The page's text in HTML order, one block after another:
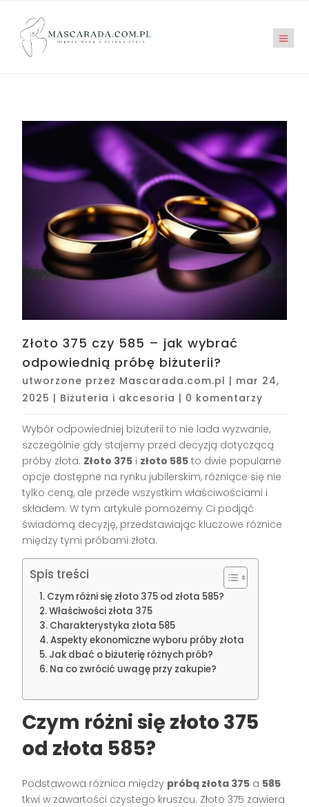
Złoto 375 czy 585 – jak wybrać
odpowiednią próbę biżuterii?
utworzone przez Mascarada.com.pl | mar 24,
2025 | Biżuteria i akcesoria | 0 komentarzy
Wybór odpowiedniej biżuterii to nie lada wyzwanie,
szczególnie gdy stajemy przed decyzją dotyczącą
próby złota. Złoto 375 i złoto 585 to dwie popularne
opcje dostępne na rynku jubilerskim, różniące się nie
tylko ceną, ale przede wszystkim właściwościami i
składem. W tym artykule pomożemy Ci podjąć
świadomą decyzję, przedstawiając kluczowe różnice
między tymi próbami złota.
Spis treści
Czym różni się złoto 375 od złota 585?
Właściwości złota 375
Charakterystyka złota 585
Aspekty ekonomiczne wyboru próby złota
Jak dbać o biżuterię różnych prób?
Na co zwrócić uwagę przy zakupie?
Czym różni się złoto 375
od złota 585?
Podstawowa różnica między próbą złota 375 a 585
tkwi w zawartości czystego kruszcu. Złoto 375 zawiera